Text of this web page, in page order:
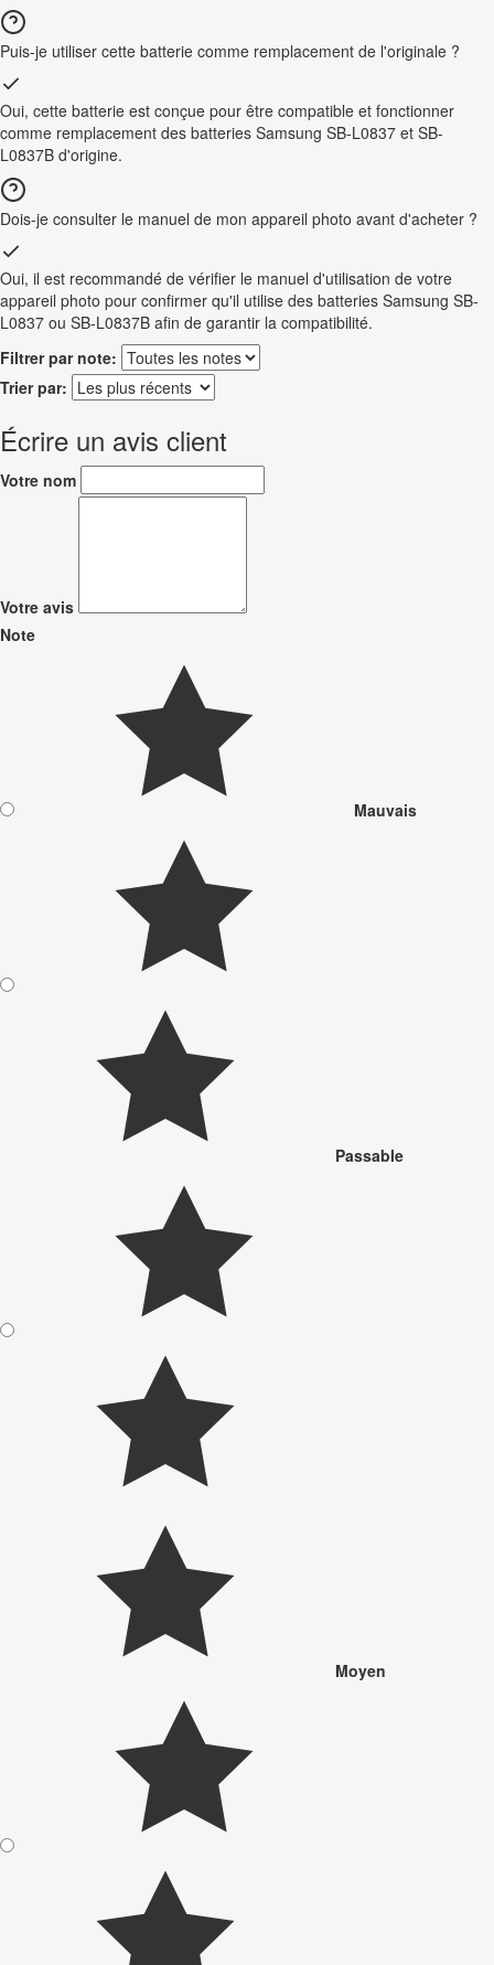
Puis-je utiliser cette batterie comme remplacement de l'originale ?
Oui, cette batterie est conçue pour être compatible et fonctionner
comme remplacement des batteries Samsung SB-L0837 et SB-
L0837B d'origine.
Dois-je consulter le manuel de mon appareil photo avant d'acheter ?
Oui, il est recommandé de vérifier le manuel d'utilisation de votre
appareil photo pour confirmer qu'il utilise des batteries Samsung SB-
L0837 ou SB-L0837B afin de garantir la compatibilité.
Filtrer par note:
Trier par:
Écrire un avis client
Votre nom
Votre avis
Note
Mauvais
Passable
Moyen